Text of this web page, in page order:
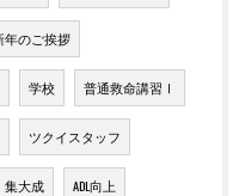
年のご挨拶
学校 普通救命講習Ⅰ
ツクイスタッフ
集大成 ADL向上